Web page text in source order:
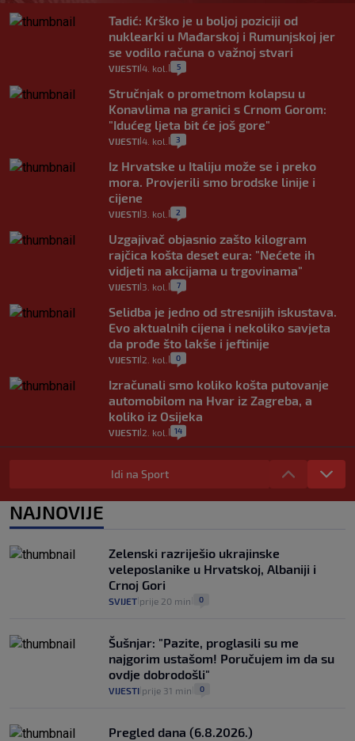
Tadić: Krško je u boljoj poziciji od
nuklearki u Mađarskoj i Rumunjskoj jer
se vodilo računa o važnoj stvari
VIJESTI 4. kol. 5
Stručnjak o prometnom kolapsu u
Konavlima na granici s Crnom Gorom:
"Idućeg ljeta bit će još gore"
VIJESTI 4. kol. 3
Iz Hrvatske u Italiju može se i preko
mora. Provjerili smo brodske linije i
cijene
VIJESTI 3. kol. 2
Uzgajivač objasnio zašto kilogram
rajčica košta deset eura: "Nećete ih
vidjeti na akcijama u trgovinama"
VIJESTI 3. kol. 7
Selidba je jedno od stresnijih iskustava.
Evo aktualnih cijena i nekoliko savjeta
da prođe što lakše i jeftinije
VIJESTI 2. kol. 0
Izračunali smo koliko košta putovanje
automobilom na Hvar iz Zagreba, a
koliko iz Osijeka
VIJESTI 2. kol. 14
"Kći je otišla na more, a zaboravila
zdravstvenu iskaznicu". Kakva su prava
pacijenata izvan mjesta prebivališta?
1
Plenković na 15 dana ukine mjere: "Ne bi
se dogodilo ništa. Vlada se zaljubila u te
intervencije"
VIJESTI
Idi na Sport
NAJNOVIJE
Zelenski razriješio ukrajinske
veleposlanike u Hrvatskoj, Albaniji i
Crnoj Gori
SVIJET prije 20 min 0
Šušnjar: "Pazite, proglasili su me
najgorim ustašom! Poručujem im da su
ovdje dobrodošli"
VIJESTI prije 31 min 0
Pregled dana (6.8.2026.)